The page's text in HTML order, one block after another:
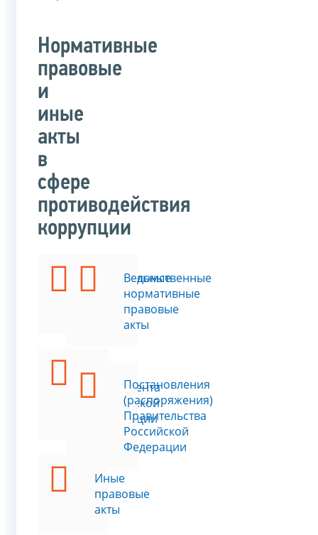
Нормативные
правовые
и
иные
акты
в
сфере
противодействия
коррупции
Федеральные
законы
Указы
Президента
Российской
Федерации
Иные
правовые
акты
Ведомственные
нормативные
правовые
акты
Постановления
(распоряжения)
Правительства
Российской
Федерации